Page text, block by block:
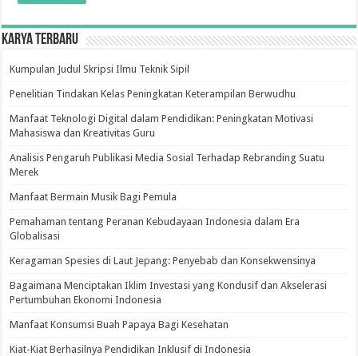
Karya Terbaru
Kumpulan Judul Skripsi Ilmu Teknik Sipil
Penelitian Tindakan Kelas Peningkatan Keterampilan Berwudhu
Manfaat Teknologi Digital dalam Pendidikan: Peningkatan Motivasi
Mahasiswa dan Kreativitas Guru
Analisis Pengaruh Publikasi Media Sosial Terhadap Rebranding Suatu
Merek
Manfaat Bermain Musik Bagi Pemula
Pemahaman tentang Peranan Kebudayaan Indonesia dalam Era
Globalisasi
Keragaman Spesies di Laut Jepang: Penyebab dan Konsekwensinya
Bagaimana Menciptakan Iklim Investasi yang Kondusif dan Akselerasi
Pertumbuhan Ekonomi Indonesia
Manfaat Konsumsi Buah Papaya Bagi Kesehatan
Kiat-Kiat Berhasilnya Pendidikan Inklusif di Indonesia